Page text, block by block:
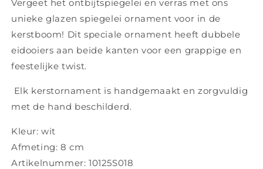
Vergeet het ontbijtspiegelei en verras met ons
unieke glazen spiegelei ornament voor in de
kerstboom! Dit speciale ornament heeft dubbele
eidooiers aan beide kanten voor een grappige en
feestelijke twist.
Elk kerstornament is handgemaakt en zorgvuldig
met de hand beschilderd.
Kleur: wit
Afmeting: 8 cm
Artikelnummer: 10125S018